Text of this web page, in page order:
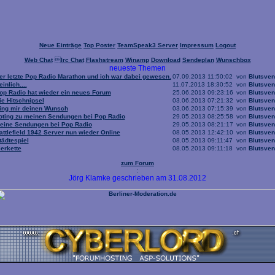
Neue Einträge Top Poster TeamSpeak3 Server Impressum Logout
Web ChatIrc Chat Flashstream Winamp Download Sendeplan Wunschbox
neueste Themen
letzte Pop Radio Marathon und ich war dabei gewesen. 07.09.2013 11:50:02 von
11.07.2013 18:30:52 von
Radio hat wieder ein neues Forum
25.06.2013 09:23:16 von
Hitschnipsel
03.06.2013 07:21:32 von
mir deinen Wunsch
03.06.2013 07:15:39 von
zu meinen Sendungen bei Pop Radio
29.05.2013 08:25:58 von
Sendungen bei Pop Radio
29.05.2013 08:21:17 von
1942 Server nun wieder Online
08.05.2013 12:42:10 von
08.05.2013 09:11:47 von
08.05.2013 09:11:18 von
zum Forum
:
Jörg Klamke geschrieben am 31.08.2012